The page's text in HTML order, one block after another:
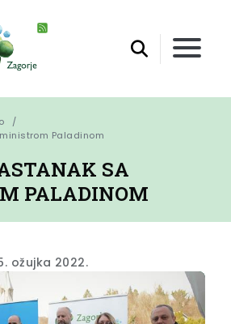
Paladinom
SA
PALADINOM
ožujka 2022.